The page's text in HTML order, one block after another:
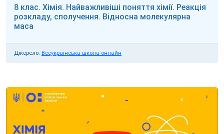
8 клас. Хімія. Найважливіші поняття хімії. Реакція
розкладу, сполучення. Відносна молекулярна
маса
Джерело: Всеукраїнська школа онлайн